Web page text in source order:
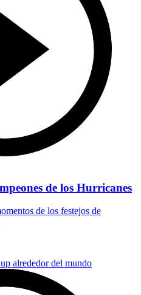
de los Hurricanes
de los festejos de